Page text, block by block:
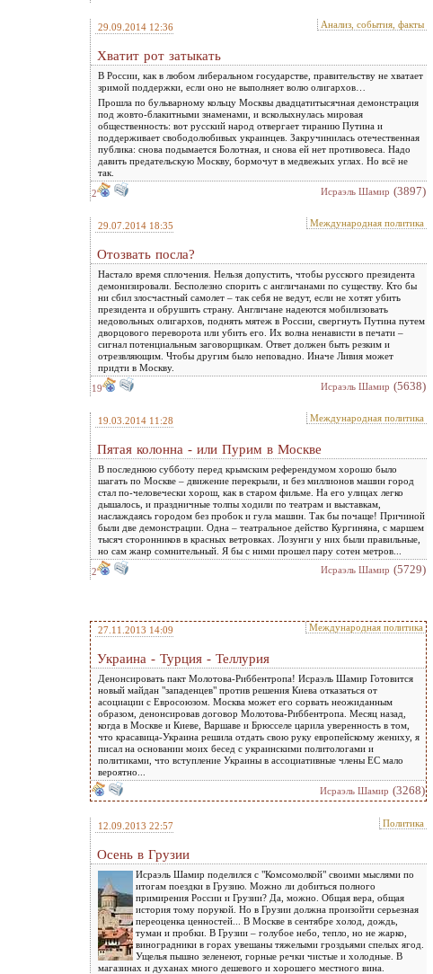
29.09.2014 12:36 Анализ, события, факты
Хватит рот затыкать
В России, как в любом либеральном государстве, правительству не хватает
зримой поддержки, если оно не выполняет волю олигархов…
Прошла по бульварному кольцу Москвы двадцатитысячная демонстрация
под жовто-блакитными знаменами, и всколыхнулась мировая
общественность: вот русский народ отвергает тиранию Путина и
поддерживает свободолюбивых украинцев. Закручинилась отечественная
публика: снова подымается Болотная, и снова ей нет противовеса. Надо
давить предательскую Москву, бормочут в медвежьих углах. Но всё не
так.
2
Исраэль Шамир (3897)
29.07.2014 18:35 Международная политика
Отозвать посла?
Настало время сплочения. Нельзя допустить, чтобы русского президента
демонизировали. Бесполезно спорить с англичанами по существу. Кто бы
ни сбил злосчастный самолет – так себя не ведут, если не хотят убить
президента и обрушить страну. Англичане надеются мобилизовать
недовольных олигархов, поднять мятеж в России, свергнуть Путина путем
дворцового переворота или убить его. Их волна ненависти в печати –
сигнал потенциальным заговорщикам. Ответ должен быть резким и
отрезвляющим. Чтобы другим было неповадно. Иначе Ливия может
придти в Москву.
19
Исраэль Шамир (5638)
19.03.2014 11:28 Международная политика
Пятая колонна - или Пурим в Москве
В последнюю субботу перед крымским референдумом хорошо было
шагать по Москве – движение перекрыли, и без миллионов машин город
стал по-человечески хорош, как в старом фильме. На его улицах легко
дышалось, и праздничные толпы ходили по театрам и выставкам,
наслаждаясь городом без пробок и гула машин. Так бы почаще! Причиной
были две демонстрации. Одна – театральное действо Кургиняна, с маршем
тысяч сторонников в красных ветровках. Лозунги у них были правильные,
но сам жанр сомнительный. Я бы с ними прошел пару сотен метров...
2
Исраэль Шамир (5729)
27.11.2013 14:09 Международная политика
Украина - Турция - Теллурия
Денонсировать пакт Молотова-Риббентропа! Исраэль Шамир Готовится
новый майдан "западенцев" против решения Киева отказаться от
асоциации с Евросоюзом. Москва может его сорвать неожиданным
образом, денонсировав договор Молотова-Риббентропа. Месяц назад,
когда в Москве и Киеве, Варшаве и Брюсселе царила уверенность в том,
что красавица-Украина решила отдать свою руку европейскому жениху, я
писал на основании моих бесед с украинскими политологами и
политиками, что вступление Украины в ассоциативные члены ЕС мало
вероятно...
Исраэль Шамир (3268)
12.09.2013 22:57 Политика
Осень в Грузии
Исраэль Шамир поделился с "Комсомолкой" своими мыслями по
итогам поездки в Грузию. Можно ли добиться полного
примирения России и Грузии? Да, можно. Общая вера, общая
история тому порукой. Но в Грузии должна произойти серьезная
переоценка ценностей... В Москве в сентябре холод, дождь,
туман и пробки. В Грузии – голубое небо, тепло, но не жарко,
виноградники в горах увешаны тяжелыми гроздьями спелых ягод.
Ущелья пышно зеленеют, горные речки чистые и холодные. В
магазинах и духанах много дешевого и хорошего местного вина.